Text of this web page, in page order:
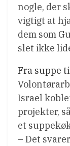
nogle, der
vigtigt at
dem som
slet ikke
Fra suppe
Israel
projekter,
et
– Det